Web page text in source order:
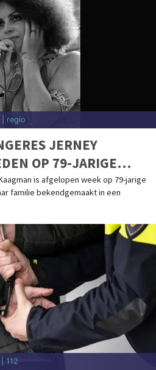
| regio
JERNEY
OP 79-JARIGE
is afgelopen week op 79-jarige
familie bekendgemaakt in een
| 112